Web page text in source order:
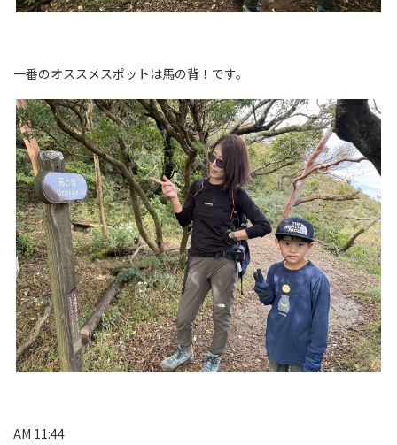
一番のオススメスポットは馬の背！です。
AM 11:44